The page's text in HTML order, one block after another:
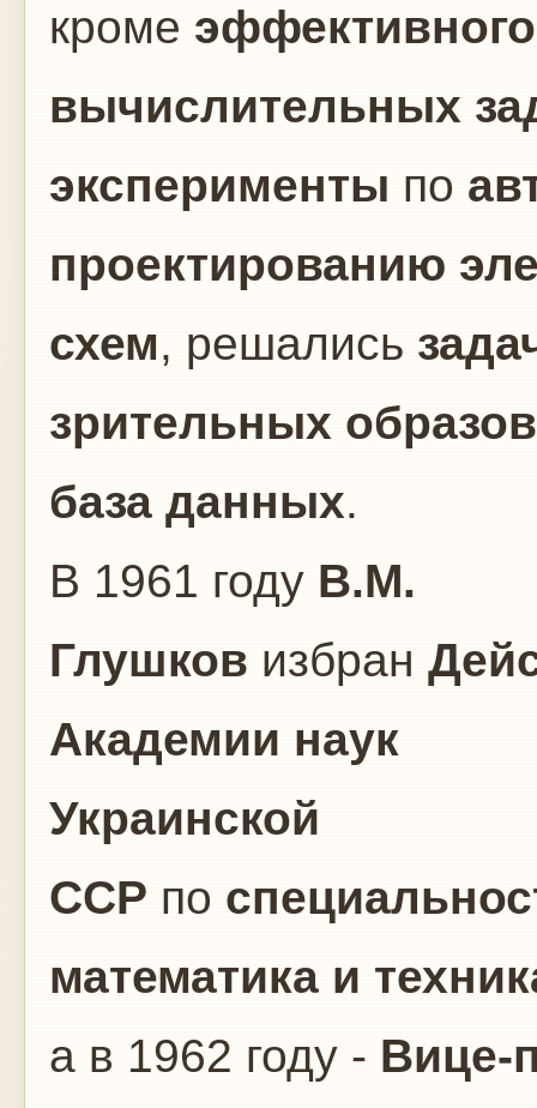
кроме
вычислительных
эксперименты по
проектированию
схем, решались
зрительных образов
база данных.
В 1961 году В.М.
Глушков избран
Академии наук
Украинской
ССР по
математика и
а в 1962 году - Вице-